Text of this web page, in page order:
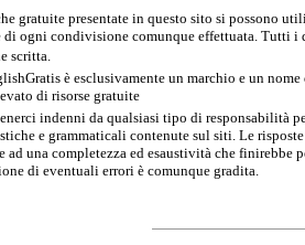
gratuite presentate in questo sito si possono
di ogni condivisione comunque effettuata. Tutti
scritta.
è esclusivamente un marchio e un
di risorse gratuite
indenni da qualsiasi tipo di responsabilità
e grammaticali contenute sul siti. Le
ad una completezza ed esaustività che finirebbe
di eventuali errori è comunque gradita.